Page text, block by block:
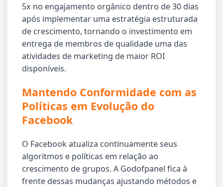
5x no engajamento orgânico dentro de 30 dias
após implementar uma estratégia estruturada
de crescimento, tornando o investimento em
entrega de membros de qualidade uma das
atividades de marketing de maior ROI
disponíveis.
Mantendo Conformidade com as
Políticas em Evolução do
Facebook
O Facebook atualiza continuamente seus
algoritmos e políticas em relação ao
crescimento de grupos. A Godofpanel fica à
frente dessas mudanças ajustando métodos e